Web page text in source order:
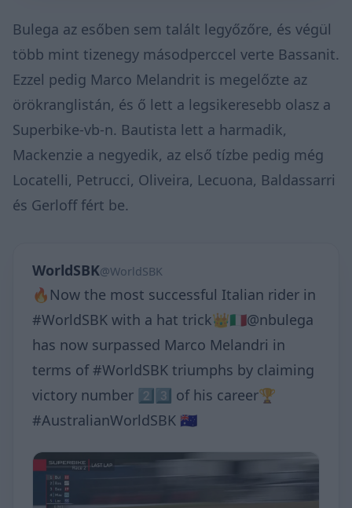
Bulega az esőben sem talált legyőzőre, és végül
több mint tizenegy másodperccel verte Bassanit.
Ezzel pedig Marco Melandrit is megelőzte az
örökranglistán, és ő lett a legsikeresebb olasz a
Superbike-vb-n. Bautista lett a harmadik,
Mackenzie a negyedik, az első tízbe pedig még
Locatelli, Petrucci, Oliveira, Lecuona, Baldassarri
és Gerloff fért be.
WorldSBK@WorldSBK
🔥Now the most successful Italian rider in
#WorldSBK with a hat trick👑🇮🇹@nbulega
has now surpassed Marco Melandri in
terms of #WorldSBK triumphs by claiming
victory number 2⃣3⃣ of his career🏆
#AustralianWorldSBK 🇦🇺